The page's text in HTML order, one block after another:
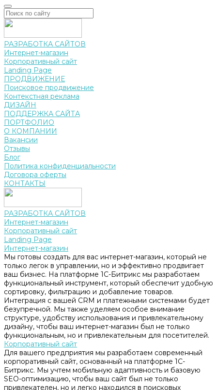
РАЗРАБОТКА САЙТОВ
Интернет-магазин
Корпоративный сайт
Landing Page
ПРОДВИЖЕНИЕ
Поисковое продвижение
Контекстная реклама
ДИЗАЙН
ПОДДЕРЖКА САЙТА
ПОРТФОЛИО
О КОМПАНИИ
Вакансии
Отзывы
Блог
Политика конфиденциальности
Договора оферты
КОНТАКТЫ
РАЗРАБОТКА САЙТОВ
Интернет-магазин
Корпоративный сайт
Landing Page
Интернет-магазин
Мы готовы создать для вас интернет-магазин, который не
только легок в управлении, но и эффективно продвигает
ваш бизнес. На платформе 1С-Битрикс мы разработаем
функциональный инструмент, который обеспечит удобную
сортировку, фильтрацию и добавление товаров.
Интеграция с вашей CRM и платежными системами будет
безупречной. Мы также уделяем особое внимание
структуре, удобству использования и привлекательному
дизайну, чтобы ваш интернет-магазин был не только
функциональным, но и привлекательным для посетителей.
Корпоративный сайт
Для вашего предприятия мы разработаем современный
корпоративный сайт, основанный на платформе 1С-
Битрикс. Мы учтем мобильную адаптивность и базовую
SEO-оптимизацию, чтобы ваш сайт был не только
привлекателен, но и легко находился в поисковых